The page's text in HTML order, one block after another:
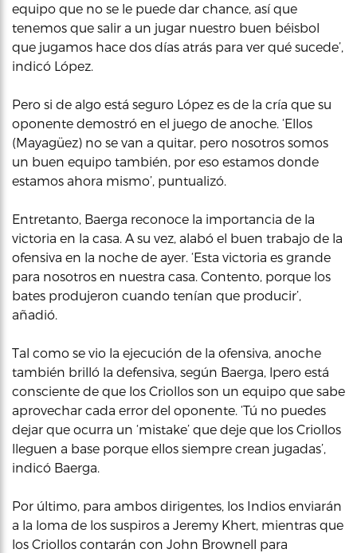
equipo que no se le puede dar chance, así que
tenemos que salir a un jugar nuestro buen béisbol
que jugamos hace dos días atrás para ver qué sucede’,
indicó López.
Pero si de algo está seguro López es de la cría que su
oponente demostró en el juego de anoche. ‘Ellos
(Mayagüez) no se van a quitar, pero nosotros somos
un buen equipo también, por eso estamos donde
estamos ahora mismo’, puntualizó.
Entretanto, Baerga reconoce la importancia de la
victoria en la casa. A su vez, alabó el buen trabajo de la
ofensiva en la noche de ayer. ‘Esta victoria es grande
para nosotros en nuestra casa. Contento, porque los
bates produjeron cuando tenían que producir’,
añadió.
Tal como se vio la ejecución de la ofensiva, anoche
también brilló la defensiva, según Baerga, lpero está
consciente de que los Criollos son un equipo que sabe
aprovechar cada error del oponente. ‘Tú no puedes
dejar que ocurra un ‘mistake’ que deje que los Criollos
lleguen a base porque ellos siempre crean jugadas’,
indicó Baerga.
Por último, para ambos dirigentes, los Indios enviarán
a la loma de los suspiros a Jeremy Khert, mientras que
los Criollos contarán con John Brownell para